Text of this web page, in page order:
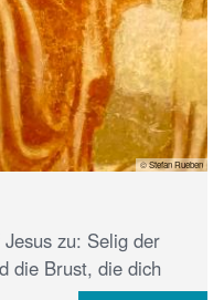
© Stefan Rueben
zu: Selig der
die Brust, die dich